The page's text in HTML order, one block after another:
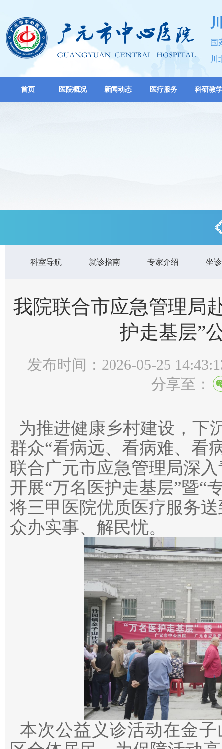
国
川
首页 医院概况 新闻动态 医疗服务 科研教学
科室导航 就诊指南 专家介绍 坐
我院联合市应急管理局
护走基层”
发布时间：2026-05-25
分享至：
为推进健康乡村建设，下
群众“看病远、看病难、看
联合广元市应急管理局深
开展“万名医护走基层”暨“
将三甲医院优质医疗服务
众办实事、解民忧。
本次公益义诊活动在金